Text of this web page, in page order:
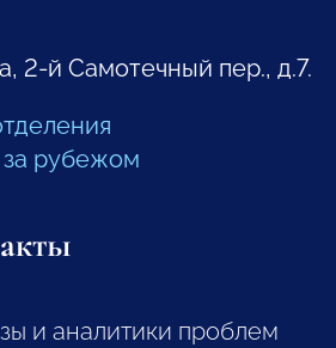
2-й Самотечный пер., д.7.
рубежом
и аналитики проблем